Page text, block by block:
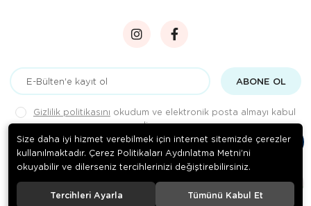
ABONE OL
Gizlilik politikasını okudum ve elektronik posta almayı kabul
ediyorum.
. Tüm hakları saklıdır.
Size daha iyi hizmet verebilmek için internet sitemizde çerezler
kullanılmaktadır. Çerez Politikaları Aydınlatma Metni’ni
okuyabilir ve dilerseniz tercihlerinizi değiştirebilirsiniz.
Tercihleri Ayarla Tümünü Kabul Et